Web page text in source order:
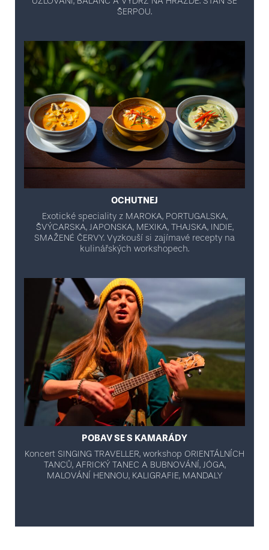
ŠERPOU.
OCHUTNEJ
Exotické speciality z MAROKA, PORTUGALSKA,
ŠVÝCARSKA, JAPONSKA, MEXIKA, THAJSKA, INDIE,
SMAŽENÉ ČERVY. Vyzkouší si zajímavé recepty na
kulinářských workshopech.
POBAV SE S KAMARÁDY
Koncert SINGING TRAVELLER, workshop ORIENTÁLNÍCH
TANCŮ, AFRICKÝ TANEC A BUBNOVÁNÍ, JÓGA,
MALOVÁNÍ HENNOU, KALIGRAFIE, MANDALY